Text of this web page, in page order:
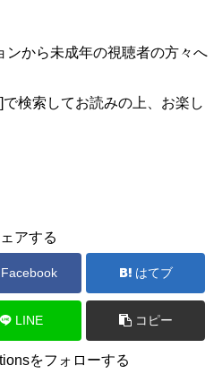
から未成年の視聴者の方々へ
検索してお読みの上、お楽し
アする
Facebook はてブ
LINE コピー
をフォローする